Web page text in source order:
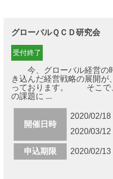
グローバルＱＣＤ研究会
受付終了
今、グローバル経営の
き込んだ経営戦略の展開が
っております。 そこで
の課題に ...
開催日時
2020/02/
2020/03/
申込期限 2020/02/13